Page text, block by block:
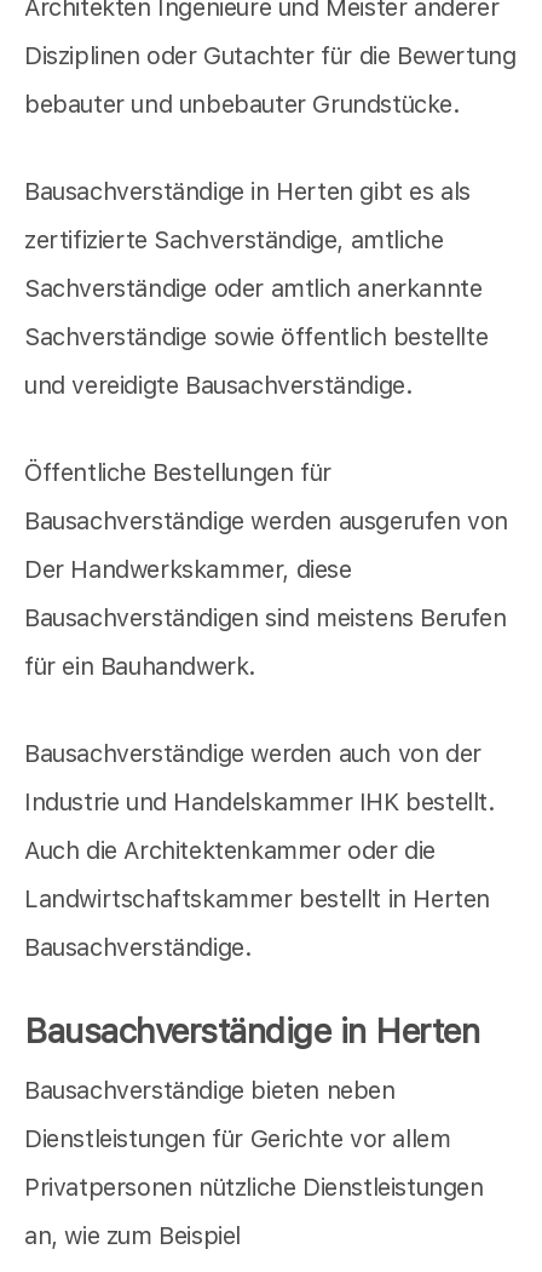
Architekten Ingenieure und Meister anderer
Disziplinen oder Gutachter für die Bewertung
bebauter und unbebauter Grundstücke.
Bausachverständige in Herten gibt es als
zertifizierte Sachverständige, amtliche
Sachverständige oder amtlich anerkannte
Sachverständige sowie öffentlich bestellte
und vereidigte Bausachverständige.
Öffentliche Bestellungen für
Bausachverständige werden ausgerufen von
Der Handwerkskammer, diese
Bausachverständigen sind meistens Berufen
für ein Bauhandwerk.
Bausachverständige werden auch von der
Industrie und Handelskammer IHK bestellt.
Auch die Architektenkammer oder die
Landwirtschaftskammer bestellt in Herten
Bausachverständige.
Bausachverständige in Herten
Bausachverständige bieten neben
Dienstleistungen für Gerichte vor allem
Privatpersonen nützliche Dienstleistungen
an, wie zum Beispiel